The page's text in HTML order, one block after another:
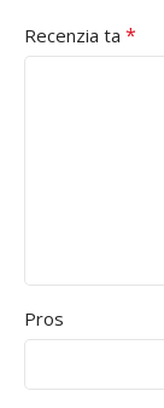
Recenzia ta *
Pros